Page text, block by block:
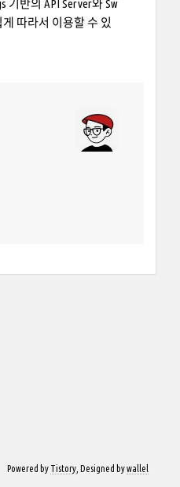
기반의 API Server와 Sw
따라서 이용할 수 있
Powered by Tistory , Designed bywallel